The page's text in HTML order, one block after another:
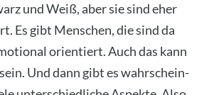
und Weiß, aber sie sind eher
Es gibt Men­schen, die sind da
ori­en­tiert. Auch das kann
Und dann gibt es wahr­schein­